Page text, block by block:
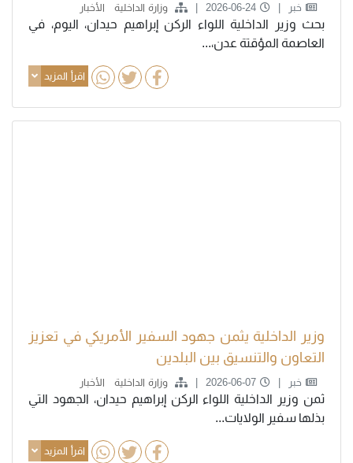
خبر 2026-06-24 وزارة الداخلية الأخبار
بحث وزير الداخلية اللواء الركن إبراهيم حيدان، اليوم، في
العاصمة المؤقتة عدن،...
اقرأ المزيد
وزير الداخلية يثمن جهود السفير الأمريكي في تعزيز
التعاون والتنسيق بين البلدين
خبر 2026-06-07 وزارة الداخلية الأخبار
ثمن وزير الداخلية اللواء الركن إبراهيم حيدان، الجهود التي
بذلها سفير الولايات...
اقرأ المزيد